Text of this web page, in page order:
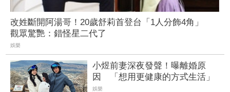
改姓斷開阿湯哥！20歲舒莉首登台「1人分飾4角」
觀眾驚艷：錯怪星二代了
娛樂
小煜前妻深夜發聲！曝離婚原
因 「想用更健康的方式生活」
娛樂